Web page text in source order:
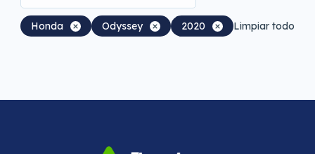
Honda Odyssey 2020 Limpiar todo